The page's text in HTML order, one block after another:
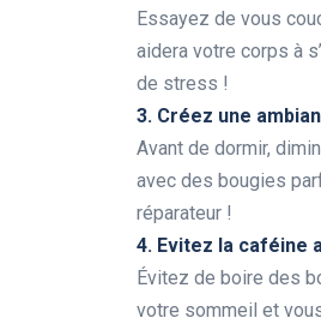
Essayez de vous
aidera votre corps à
de stress !
3. Créez une
Avant de dormir,
avec des bougies
réparateur !
4. Evitez la caféine
Évitez de boire des
votre sommeil et